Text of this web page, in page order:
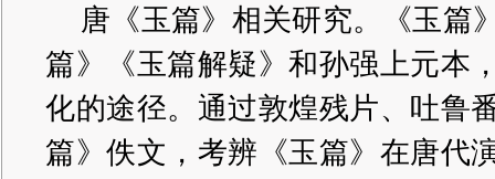
唐《玉篇》相关研究。《玉篇
篇》《玉篇解疑》和孙强上元本
化的途径。通过敦煌残片、吐鲁
篇》佚文，考辨《玉篇》在唐代